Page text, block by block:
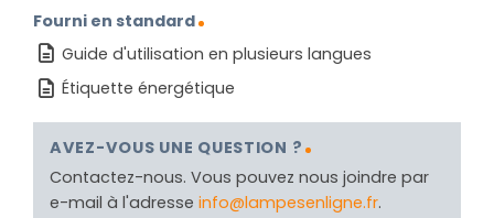
Fourni en standard
Guide d'utilisation en plusieurs langues
Étiquette énergétique
AVEZ-VOUS UNE QUESTION ?
Contactez-nous. Vous pouvez nous joindre par
e-mail à l'adresse info@lampesenligne.fr.